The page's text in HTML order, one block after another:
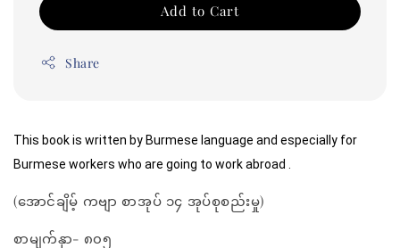
Add to Cart
Share
This book is written by Burmese language and especially for
Burmese workers who are going to work abroad .
(အောင်ချိမ့် ကဗျာ စာအုပ် ၁၄ အုပ်စုစည်းမှု)
စာမျက်နှာ- ၈၀၅